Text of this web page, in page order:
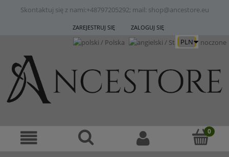
Skontaktuj się z nami:+48797205292; mail: shop@ancestore.eu
ZAREJESTRUJ SIĘ ZALOGUJ SIĘ